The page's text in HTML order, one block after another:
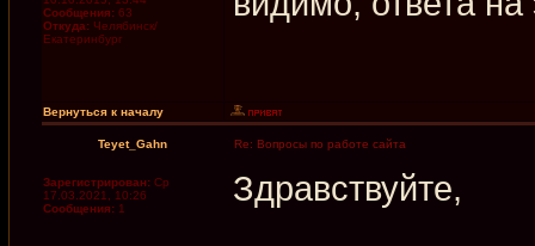
Сообщения: 63
Откуда: Челябинск/
Екатеринбург
Вернуться к началу
Teyet_Gahn Re: Вопросы по работе сайта
Зарегистрирован: Ср
17.03.2021, 10:26
Сообщения: 1
Здравствуйте,